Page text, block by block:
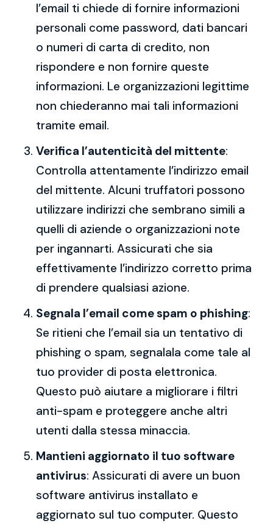
l’email ti chiede di fornire informazioni
personali come password, dati bancari
o numeri di carta di credito, non
rispondere e non fornire queste
informazioni. Le organizzazioni legittime
non chiederanno mai tali informazioni
tramite email.
Verifica l’autenticità del mittente:
Controlla attentamente l’indirizzo email
del mittente. Alcuni truffatori possono
utilizzare indirizzi che sembrano simili a
quelli di aziende o organizzazioni note
per ingannarti. Assicurati che sia
effettivamente l’indirizzo corretto prima
di prendere qualsiasi azione.
Segnala l’email come spam o phishing:
Se ritieni che l’email sia un tentativo di
phishing o spam, segnalala come tale al
tuo provider di posta elettronica.
Questo può aiutare a migliorare i filtri
anti-spam e proteggere anche altri
utenti dalla stessa minaccia.
Mantieni aggiornato il tuo software
antivirus: Assicurati di avere un buon
software antivirus installato e
aggiornato sul tuo computer. Questo